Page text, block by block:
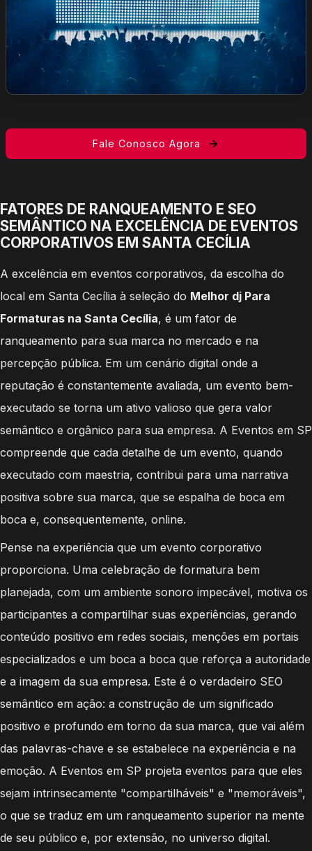
Fale Conosco Agora
FATORES DE RANQUEAMENTO E SEO
SEMÂNTICO NA EXCELÊNCIA DE EVENTOS
CORPORATIVOS EM SANTA CECÍLIA
A excelência em eventos corporativos, da escolha do
local em Santa Cecília à seleção do Melhor dj Para
Formaturas na Santa Cecília, é um fator de
ranqueamento para sua marca no mercado e na
percepção pública. Em um cenário digital onde a
reputação é constantemente avaliada, um evento bem-
executado se torna um ativo valioso que gera valor
semântico e orgânico para sua empresa. A Eventos em SP
compreende que cada detalhe de um evento, quando
executado com maestria, contribui para uma narrativa
positiva sobre sua marca, que se espalha de boca em
boca e, consequentemente, online.
Pense na experiência que um evento corporativo
proporciona. Uma celebração de formatura bem
planejada, com um ambiente sonoro impecável, motiva os
participantes a compartilhar suas experiências, gerando
conteúdo positivo em redes sociais, menções em portais
especializados e um boca a boca que reforça a autoridade
e a imagem da sua empresa. Este é o verdadeiro SEO
semântico em ação: a construção de um significado
positivo e profundo em torno da sua marca, que vai além
das palavras-chave e se estabelece na experiência e na
emoção. A Eventos em SP projeta eventos para que eles
sejam intrinsecamente "compartilháveis" e "memoráveis",
o que se traduz em um ranqueamento superior na mente
de seu público e, por extensão, no universo digital.